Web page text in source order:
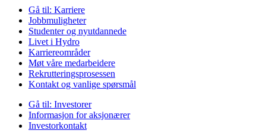
Gå til: Karriere
Jobbmuligheter
Studenter og nyutdannede
Livet i Hydro
Karriereområder
Møt våre medarbeidere
Rekrutteringsprosessen
Kontakt og vanlige spørsmål
Gå til: Investorer
Informasjon for aksjonærer
Investorkontakt